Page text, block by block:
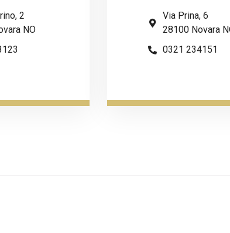
2
NO
Via Prina, 6
28100 Novara
0321 234151